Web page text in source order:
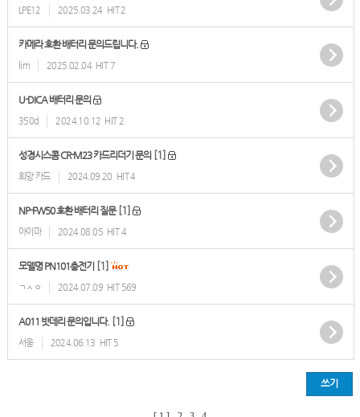
LPE12 2025.03.24 HIT 2
카메라 호환 배터리 문의드립니다.
lim 2025.02.04 HIT 7
U-DICA 배터리 문의
350d 2024.10.12 HIT 2
성경시스콤 CR-M23 카드리더기 문의 [1]
희망 카드 2024.09.20 HIT 4
NP-FW50 호환 배터리 질문 [1]
아이마 2024.08.05 HIT 4
모델명 PN101충전기 [1]
ㄱㅅㅇ 2024.07.09 HIT 569
A011 밧데리 문의입니다. [1]
서웅 2024.06.13 HIT 5
쓰기